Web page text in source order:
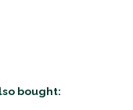
bought: